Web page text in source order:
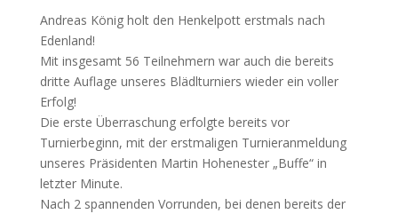
Andreas König holt den Henkelpott erstmals nach
Edenland!
Mit insgesamt 56 Teilnehmern war auch die bereits
dritte Auflage unseres Blädlturniers wieder ein voller
Erfolg!
Die erste Überraschung erfolgte bereits vor
Turnierbeginn, mit der erstmaligen Turnieranmeldung
unseres Präsidenten Martin Hohenester „Buffe“ in
letzter Minute.
Nach 2 spannenden Vorrunden, bei denen bereits der